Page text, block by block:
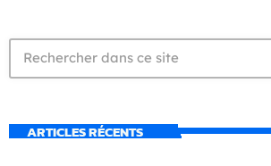
ARTICLES RÉCENTS